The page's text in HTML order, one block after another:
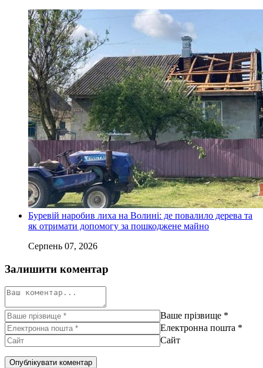
Буревій наробив лиха на Волині: де повалило дерева та
як отримати допомогу за пошкоджене майно
Серпень 07, 2026
Залишити коментар
Ваше прізвище *
Електронна пошта *
Сайт